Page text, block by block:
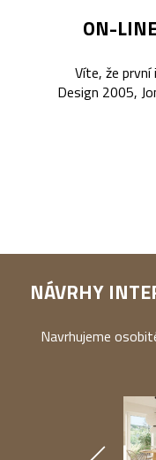
ON-
Víte, že první
Design 2005,
NÁVRHY
Navrhujeme